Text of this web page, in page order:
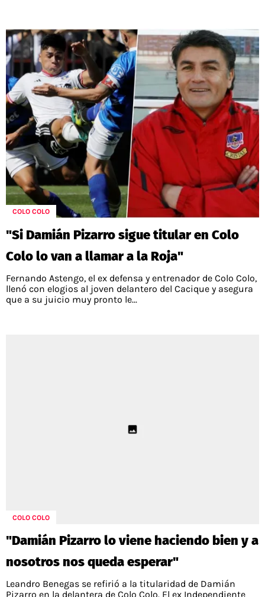
COLO COLO
"Si Damián Pizarro sigue titular en Colo
Colo lo van a llamar a la Roja"
Fernando Astengo, el ex defensa y entrenador de Colo Colo,
llenó con elogios al joven delantero del Cacique y asegura
que a su juicio muy pronto le...
COLO COLO
"Damián Pizarro lo viene haciendo bien y a
nosotros nos queda esperar"
Leandro Benegas se refirió a la titularidad de Damián
Pizarro en la delantera de Colo Colo. El ex Independiente